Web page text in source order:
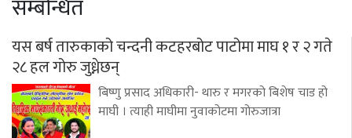
सम्बन्धित
यस बर्ष तारुकाको चन्दनी कटहरबोट पाटोमा माघ १ र २ गते
२८ हल गोरु जुध्नेछन्
बिष्णु प्रसाद अधिकारी- थारु र मगरको बिशेष चाड हो
माघी । त्याही माघीमा नुवाकोटमा गोरुजात्रा